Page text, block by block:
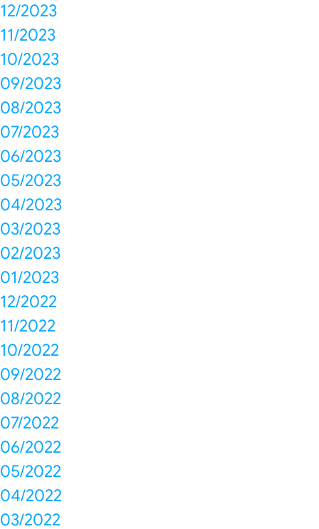
12/2023
11/2023
10/2023
09/2023
08/2023
07/2023
06/2023
05/2023
04/2023
03/2023
02/2023
01/2023
12/2022
11/2022
10/2022
09/2022
08/2022
07/2022
06/2022
05/2022
04/2022
03/2022